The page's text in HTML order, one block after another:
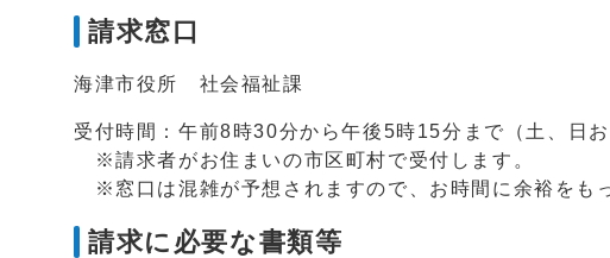
請求窓口
海津市役所 社会福祉課
受付時間：午前8時30分から午後5時15分まで（土、日お
※請求者がお住まいの市区町村で受付します。
※窓口は混雑が予想されますので、お時間に余裕をも
請求に必要な書類等